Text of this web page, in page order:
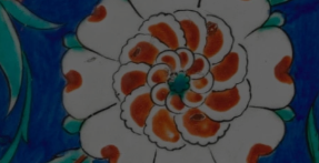
Bar Önü Seramikleri
Cafe, restaurant ve otel
projelerinizde çininin göz alıcı